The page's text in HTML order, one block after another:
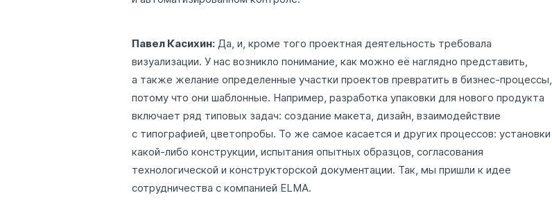
Павел Касихин: Да, и, кроме того проектная деятельность требовала
визуализации. У нас возникло понимание, как можно её наглядно представить,
а также желание определенные участки проектов превратить в бизнес-процессы,
потому что они шаблонные. Например, разработка упаковки для нового продукта
включает ряд типовых задач: создание макета, дизайн, взаимодействие
с типографией, цветопробы. То же самое касается и других процессов: установки
какой-либо конструкции, испытания опытных образцов, согласования
технологической и конструкторской документации. Так, мы пришли к идее
сотрудничества с компанией ELMA.